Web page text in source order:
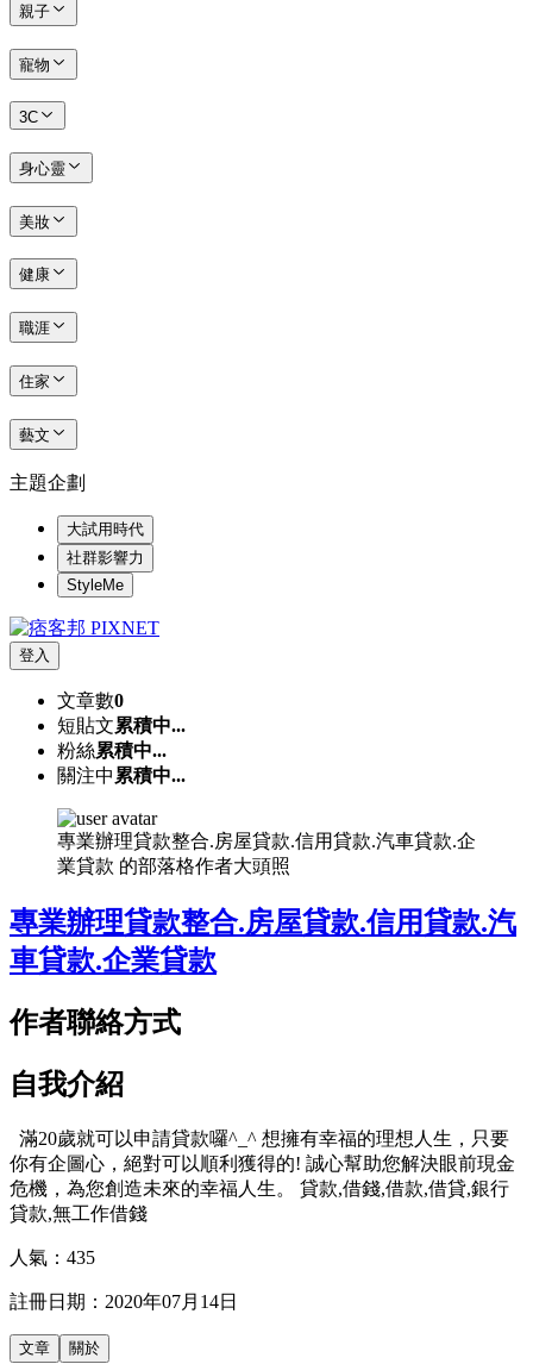
親子
寵物
3C
身心靈
美妝
健康
職涯
住家
藝文
主題企劃
大試用時代
社群影響力
StyleMe
登入
文章數0
短貼文累積中...
粉絲累積中...
關注中 累積中...
專業辦理貸款整合.房屋貸款.信用貸款.汽車貸款.企
業貸款 的部落格作者大頭照
專業辦理貸款整合.房屋貸款.信用貸款.汽
車貸款.企業貸款
作者聯絡方式
自我介紹
滿20歲就可以申請貸款囉^_^ 想擁有幸福的理想人生，只要
你有企圖心，絕對可以順利獲得的! 誠心幫助您解決眼前現金
危機，為您創造未來的幸福人生。 貸款,借錢,借款,借貸,銀行
貸款,無工作借錢
人氣： 435
註冊日期： 2020年07月14日
文章 關於